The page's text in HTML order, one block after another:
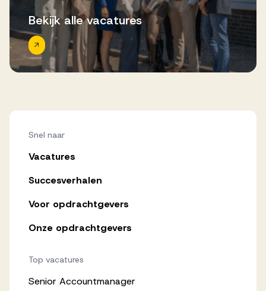
Bekijk alle vacatures
Snel naar
Vacatures
Succesverhalen
Voor opdrachtgevers
Onze opdrachtgevers
Top vacatures
Senior Accountmanager